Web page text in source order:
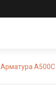
Арматура А500С